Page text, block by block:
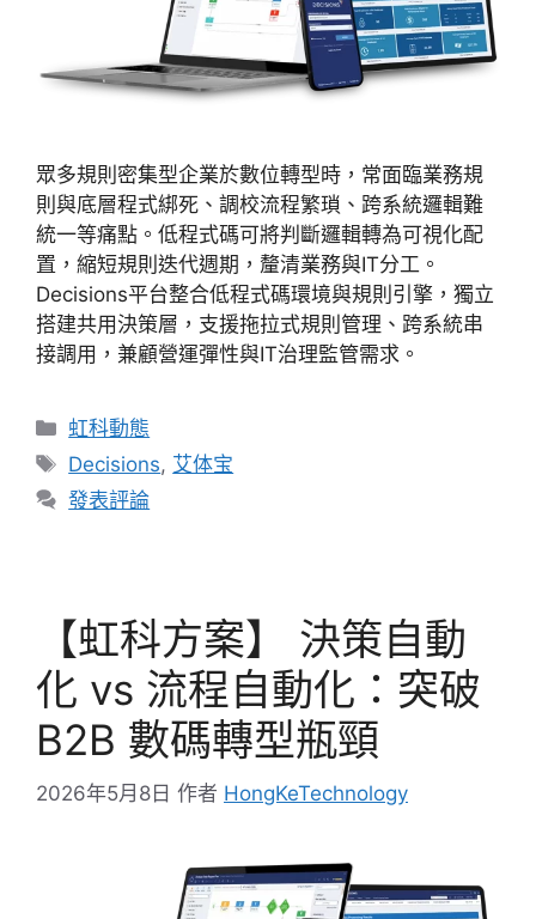
眾多規則密集型企業於數位轉型時，常面臨業務規
則與底層程式綁死、調校流程繁瑣、跨系統邏輯難
統一等痛點。低程式碼可將判斷邏輯轉為可視化配
置，縮短規則迭代週期，釐清業務與IT分工。
Decisions平台整合低程式碼環境與規則引擎，獨立
搭建共用決策層，支援拖拉式規則管理、跨系統串
接調用，兼顧營運彈性與IT治理監管需求。
虹科動態
Decisions, 艾体宝
發表評論
【虹科方案】 決策自動
化 vs 流程自動化：突破
B2B 數碼轉型瓶頸
2026年5月8日 作者 HongKeTechnology